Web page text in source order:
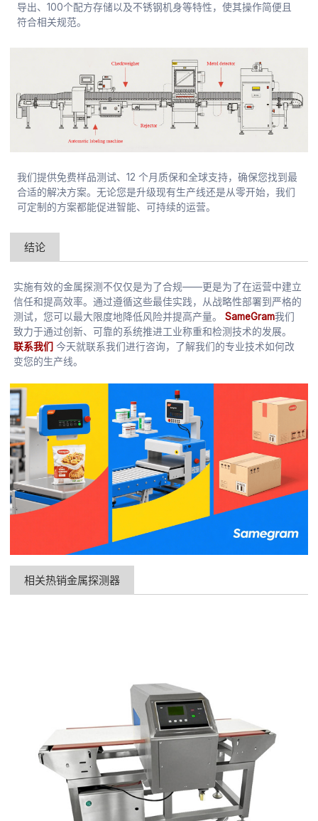
导出、100个配方存储以及不锈钢机身等特性，使其操作简便且
符合相关规范。
我们提供免费样品测试、12 个月质保和全球支持，确保您找到最
合适的解决方案。无论您是升级现有生产线还是从零开始，我们
可定制的方案都能促进智能、可持续的运营。
结论
实施有效的金属探测不仅仅是为了合规——更是为了在运营中建立
信任和提高效率。通过遵循这些最佳实践，从战略性部署到严格的
测试，您可以最大限度地降低风险并提高产量。SameGram我们
致力于通过创新、可靠的系统推进工业称重和检测技术的发展。
联系我们 今天就联系我们进行咨询，了解我们的专业技术如何改
变您的生产线。
相关热销金属探测器